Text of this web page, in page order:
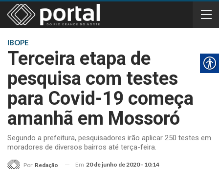
IBOPE
Terceira etapa de
pesquisa com testes
para Covid-19 começa
amanhã em Mossoró
Segundo a prefeitura, pesquisadores irão aplicar 250 testes em
moradores de diversos bairros até terça-feira.
Por Redação Em 20 de junho de 2020 - 10:14